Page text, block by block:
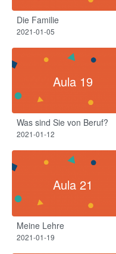
Die Familie
2021-01-05
Aula 19
Was sind Sie von Beruf?
2021-01-12
Aula 21
Meine Lehre
2021-01-19